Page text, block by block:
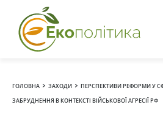
ГОЛОВНА › ЗАХОДИ › ПЕРСПЕКТИВИ РЕФОРМИ У
ЗАБРУДНЕННЯ В КОНТЕКСТІ ВІЙСЬКОВОЇ АГРЕСІЇ РФ